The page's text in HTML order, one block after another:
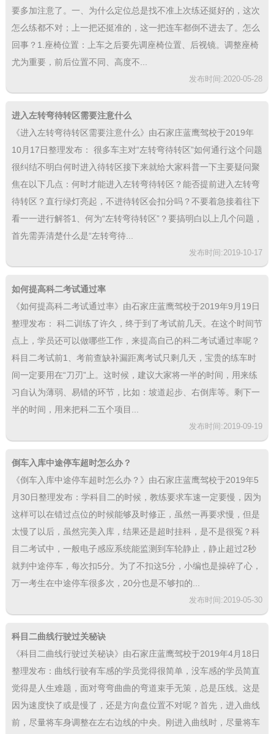
要多加注意了。一、为什么定位总是找不准上次练还挺好的，这次
怎么练都不对；上一把还挺准的，这一把连车都倒不进去了。怎么
回事？1.座椅位置：上车之后要先调座椅位置、后视镜。调整座椅
尤为重要，前后位置不同、高度不...
发布时间:2020-05-28
进入左转弯待转区需要注意什么
《进入左转弯待转区需要注意什么》由石家庄蓝鹰驾校于2019年
10月17日整理发布： 很多车主对“左转弯待转区”如何通行这个问题
很纠结不明白何时进入待转区接下来就给大家科普一下主要疑问聚
焦在以下几点：何时才能进入左转弯待转区？能否提前进入左转弯
待转区？直行绿灯亮起，不进待转区会扣分吗？不要着急接着往下
看一一进行解答1、何为“左转弯待转区”？要搞明白以上几个问题，
首先需弄清楚什么是“左转弯待...
发布时间:2019-10-17
如何提高科二考试通过率
《如何提高科二考试通过率》由石家庄蓝鹰驾校于2019年9月19日
整理发布： 科二训练了许久，终于到了考试前几天。在这个时间节
点上，学员还可以做哪些工作，来提高自己的科二考试通过率呢？
科目二考试前1、考前查缺补漏距离考试只剩几天，宝贵的练车时
间一定要用在“刀刃”上。这时候，建议大家将一半的时间，用来练
习自认为薄弱、易错的环节，比如：坡道起步、右倒库等。剩下一
半的时间，用来把科二五个项目...
发布时间:2019-09-19
倒车入库中途停车超时怎么办？
《倒车入库中途停车超时怎么办？》由石家庄蓝鹰驾校于2019年5
月30日整理发布：学科目二的时候，教练要求车速一定要慢，因为
这样可以在错过点位的时候能够及时修正，虽然一再要求慢，但是
太慢了以后，虽然完美入库，结果还是超时挂科，是不是很冤？科
目二考试中，一般电子感应系统能监测到车轮静止，静止超过2秒
就判中途停车，每次扣5分。为了不扣这5分，小编也是操碎了心，
万一考生在中途停车很多次，20分也是不够扣的...
发布时间:2019-05-30
科目二曲线行驶过关秘诀
《科目二曲线行驶过关秘诀》由石家庄蓝鹰驾校于2019年4月18日
整理发布：曲线行驶有车感的学员觉得很简单，没车感的学员简直
觉得是人生难题，面对弯弯曲曲的弯道束手无策，总是压线。这是
因为速度快了或是慢了，还是方向盘位置不对呢？首先，进入曲线
前，尽量将车身调整在左右边线的中央。刚进入曲线时，尽量将车